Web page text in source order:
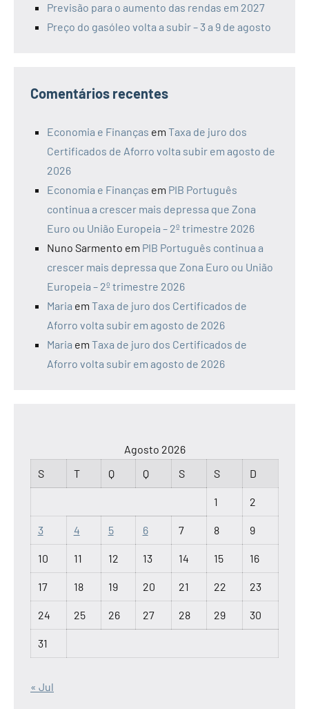
Previsão para o aumento das rendas em 2027
Preço do gasóleo volta a subir – 3 a 9 de agosto
Comentários recentes
Economia e Finanças em Taxa de juro dos
Certificados de Aforro volta subir em agosto de
2026
Economia e Finanças em PIB Português
continua a crescer mais depressa que Zona
Euro ou União Europeia – 2º trimestre 2026
Nuno Sarmento em PIB Português continua a
crescer mais depressa que Zona Euro ou União
Europeia – 2º trimestre 2026
Maria em Taxa de juro dos Certificados de
Aforro volta subir em agosto de 2026
Maria em Taxa de juro dos Certificados de
Aforro volta subir em agosto de 2026
Agosto 2026
S
T Q Q S S D
1 2
3 4 5 6 7 8 9
10 11 12 13 14 15 16
17 18 19 20 21 22 23
24 25 26 27 28 29 30
31
« Jul